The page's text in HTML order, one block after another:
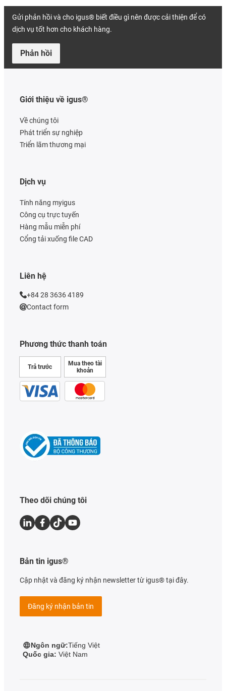
Gửi phản hồi và cho igus® biết điều gì nên được cải thiện để có
dịch vụ tốt hơn cho khách hàng.
Phản hồi
Giới thiệu về igus®
Về chúng tôi
Phát triển sự nghiệp
Triển lãm thương mại
Phương thức thanh toán
Trả trước
Mua theo tài
khoản
Dịch vụ
Tính năng myigus
Công cụ trực tuyến
Hàng mẫu miễn phí
Cổng tải xuống file CAD
Liên hệ
+84 28 3636 4189
Contact form
Theo dõi chúng tôi
Bản tin igus®
Cập nhật và đăng ký nhận newsletter từ igus® tại đây.
Đăng ký nhận bản tin
Ngôn ngữ:Tiếng Việt
Quốc gia: Việt Nam